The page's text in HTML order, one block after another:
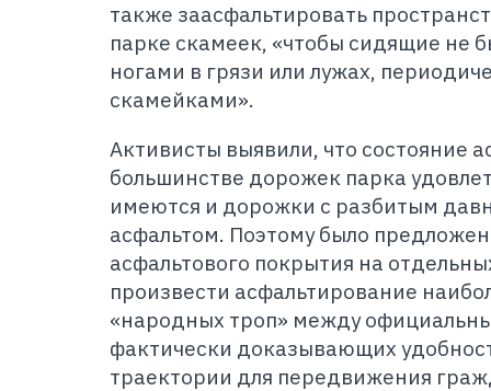
также заасфальтировать
парке скамеек, «чтобы сидящие не
ногами в грязи или лужах,
скамейками».
Активисты выявили, что состояние
большинстве дорожек парка
имеются и дорожки с разбитым
асфальтом. Поэтому было
асфальтового покрытия на
произвести асфальтирование
«народных троп» между
фактически доказывающих
траектории для передвижения